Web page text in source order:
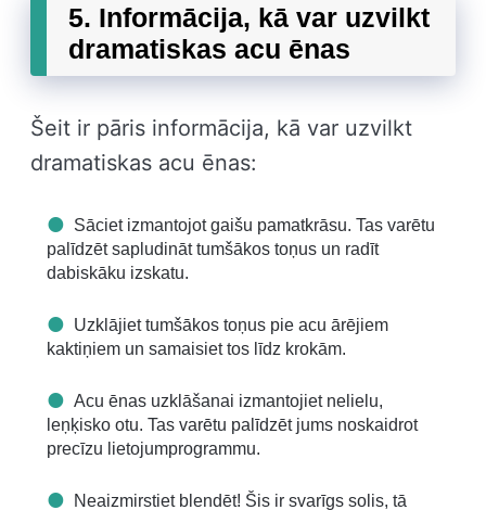
5. Informācija, kā var uzvilkt
dramatiskas acu ēnas
Šeit ir pāris informācija, kā var uzvilkt
dramatiskas acu ēnas:
Sāciet izmantojot gaišu pamatkrāsu. Tas varētu
palīdzēt sapludināt tumšākos toņus un radīt
dabiskāku izskatu.
Uzklājiet tumšākos toņus pie acu ārējiem
kaktiņiem un samaisiet tos līdz krokām.
Acu ēnas uzklāšanai izmantojiet nelielu,
leņķisko otu. Tas varētu palīdzēt jums noskaidrot
precīzu lietojumprogrammu.
Neaizmirstiet blendēt! Šis ir svarīgs solis, tā